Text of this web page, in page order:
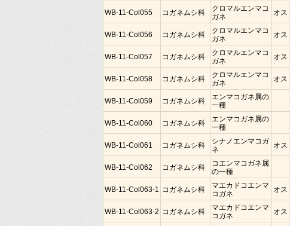
WB-11-Col055 コガネムシ科
クロマルエンマコ
ガネ
オス
WB-11-Col056 コガネムシ科
クロマルエンマコ
ガネ
オス
WB-11-Col057 コガネムシ科
クロマルエンマコ
ガネ
オス
WB-11-Col058 コガネムシ科
クロマルエンマコ
ガネ
オス
WB-11-Col059 コガネムシ科
エンマコガネ属の
一種
WB-11-Col060 コガネムシ科
エンマコガネ属の
一種
WB-11-Col061 コガネムシ科
シナノエンマコガ
ネ
オス
WB-11-Col062 コガネムシ科
コエンマコガネ属
の一種
WB-11-Col063-1 コガネムシ科
マエカドコエンマ
コガネ
オス
WB-11-Col063-2 コガネムシ科
マエカドコエンマ
コガネ
オス